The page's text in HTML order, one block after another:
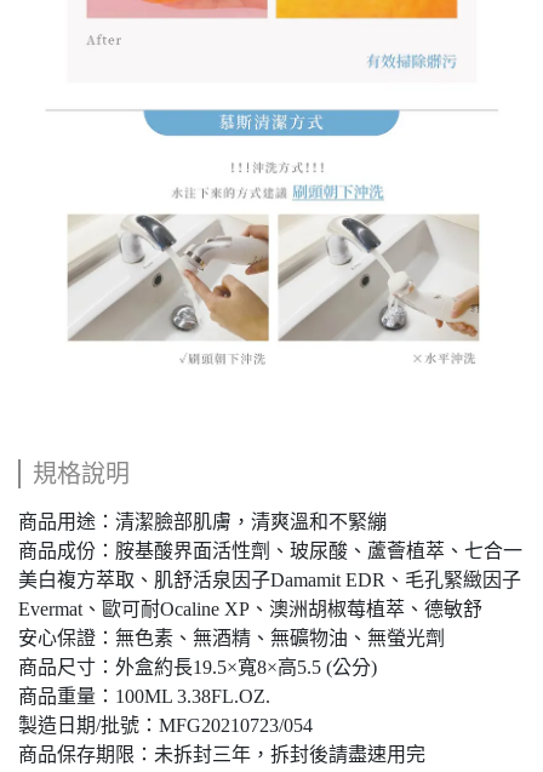
規格說明
商品用途：清潔臉部肌膚，清爽溫和不緊繃
商品成份：胺基酸界面活性劑、玻尿酸、蘆薈植萃、七合一
美白複方萃取、肌舒活泉因子Damamit EDR、毛孔緊緻因子
Evermat、歐可耐Ocaline XP、澳洲胡椒莓植萃、德敏舒
安心保證：無色素、無酒精、無礦物油、無螢光劑
商品尺寸：外盒約長19.5×寬8×高5.5 (公分)
商品重量：100ML 3.38FL.OZ.
製造日期/批號：MFG20210723/054
商品保存期限：未拆封三年，拆封後請盡速用完